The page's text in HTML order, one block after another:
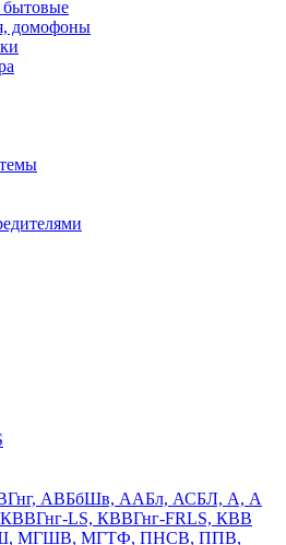
бытовые
домофоны
АВБбШв, ААБл, АСБЛ, А, А
LS, КВВГнг-FRLS, КВВ
МГШВ, МГТФ, ПНСВ, ППВ,